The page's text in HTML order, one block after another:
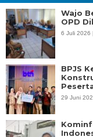
Wajo
OPD
6 Juli 2026
BPJS
29 Juni